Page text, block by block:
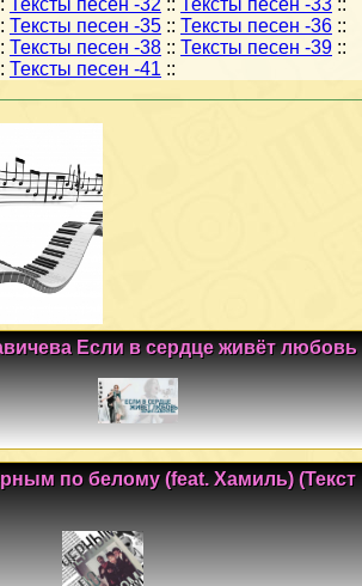
Тексты песен -32 :: Тексты песен -33 ::
Тексты песен -35 :: Тексты песен -36 ::
Тексты песен -38 :: Тексты песен -39 ::
Тексты песен -41 ::
Если в сердце живёт любовь
по белому (feat. Хамиль) (Текст